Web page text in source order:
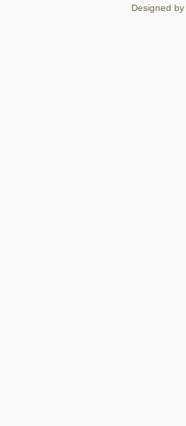
Designed by